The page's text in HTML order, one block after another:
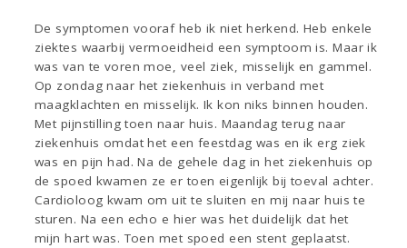
De symptomen vooraf heb ik niet herkend. Heb enkele
ziektes waarbij vermoeidheid een symptoom is. Maar ik
was van te voren moe, veel ziek, misselijk en gammel.
Op zondag naar het ziekenhuis in verband met
maagklachten en misselijk. Ik kon niks binnen houden.
Met pijnstilling toen naar huis. Maandag terug naar
ziekenhuis omdat het een feestdag was en ik erg ziek
was en pijn had. Na de gehele dag in het ziekenhuis op
de spoed kwamen ze er toen eigenlijk bij toeval achter.
Cardioloog kwam om uit te sluiten en mij naar huis te
sturen. Na een echo e hier was het duidelijk dat het
mijn hart was. Toen met spoed een stent geplaatst.